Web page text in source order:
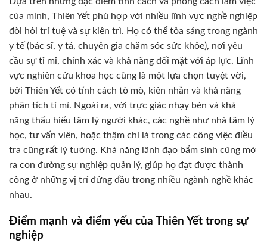
của mình, Thiên Yết phù hợp với nhiều lĩnh vực nghề nghiệp
đòi hỏi trí tuệ và sự kiên trì. Họ có thể tỏa sáng trong ngành
y tế (bác sĩ, y tá, chuyên gia chăm sóc sức khỏe), nơi yêu
cầu sự tỉ mỉ, chính xác và khả năng đối mặt với áp lực. Lĩnh
vực nghiên cứu khoa học cũng là một lựa chọn tuyệt vời,
bởi Thiên Yết có tính cách tò mò, kiên nhẫn và khả năng
phân tích tỉ mỉ. Ngoài ra, với trực giác nhạy bén và khả
năng thấu hiểu tâm lý người khác, các nghề như nhà tâm lý
học, tư vấn viên, hoặc thậm chí là trong các công việc điều
tra cũng rất lý tưởng. Khả năng lãnh đạo bẩm sinh cũng mở
ra con đường sự nghiệp quản lý, giúp họ đạt được thành
công ở những vị trí đứng đầu trong nhiều ngành nghề khác
nhau.
Điểm mạnh và điểm yếu của Thiên Yết trong sự
nghiệp